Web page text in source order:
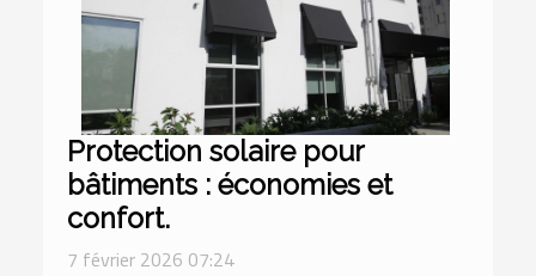
Protection solaire pour
bâtiments : économies et
confort.
7 février 2026 07:24